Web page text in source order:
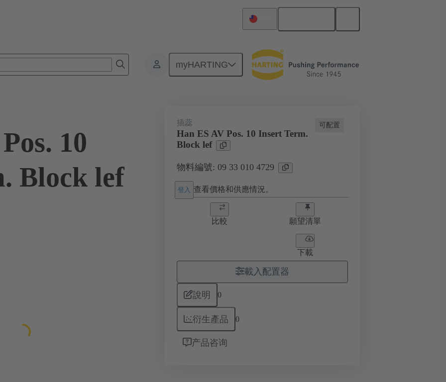
myHARTING
特殊應用 端子連接器 09 33 010 4729
10
Block lef
可配置
插蕊
Han ES AV Pos. 10 Insert Term.
Block lef
物料編號: 09 33 010 4729
登入 查看價格和供應情況。
比較 願望清單
下載
載入配置器
說明 0
衍生產品 0
产品咨询